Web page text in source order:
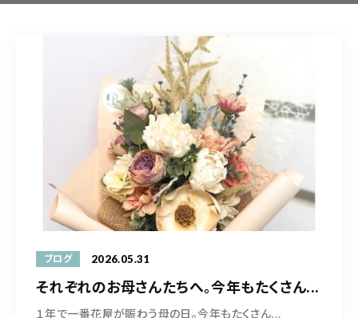
ブログ 2026.05.31
それぞれのお母さんたちへ。今年もたくさん...
１年で一番花屋が賑わう母の日。今年もたくさん...
ACCESS
090-4421-1788
営業時間 10:30-19:00
ご予約はこちら